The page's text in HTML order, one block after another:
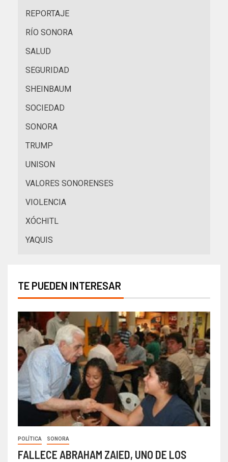
REPORTAJE
RÍO SONORA
SALUD
SEGURIDAD
SHEINBAUM
SOCIEDAD
SONORA
TRUMP
UNISON
VALORES SONORENSES
VIOLENCIA
XÓCHITL
YAQUIS
TE PUEDEN INTERESAR
POLÍTICA SONORA
FALLECE ABRAHAM ZAIED, UNO DE LOS